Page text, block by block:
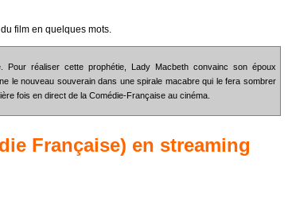
du film en quelques mots.
Pour réaliser cette prophétie, Lady Macbeth convainc son époux
le nouveau souverain dans une spirale macabre qui le fera sombrer
fois en direct de la Comédie-Française au cinéma.
Française) en streaming